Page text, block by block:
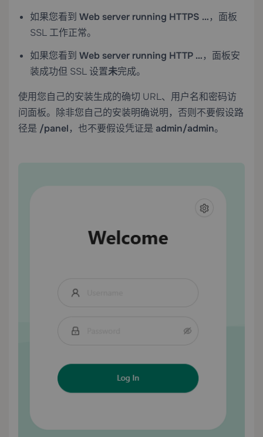
如果您看到 Web server running HTTPS …，面板
SSL 工作正常。
如果您看到 Web server running HTTP …，面板安
装成功但 SSL 设置未完成。
使用您自己的安装生成的确切 URL、用户名和密码访
问面板。除非您自己的安装明确说明，否则不要假设路
径是 /panel，也不要假设凭证是 admin/admin。